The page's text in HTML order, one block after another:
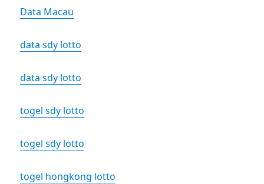
Data Macau
data sdy lotto
data sdy lotto
togel sdy lotto
togel sdy lotto
togel hongkong lotto